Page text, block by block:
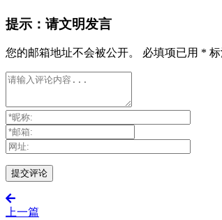
提示：请文明发言
您的邮箱地址不会被公开。 必填项已用 *
上一篇